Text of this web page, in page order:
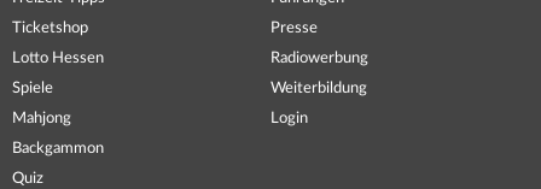
Ticketshop
Lotto Hessen
Spiele
Mahjong
Backgammon
Quiz
Presse
Radiowerbung
Weiterbildung
Login